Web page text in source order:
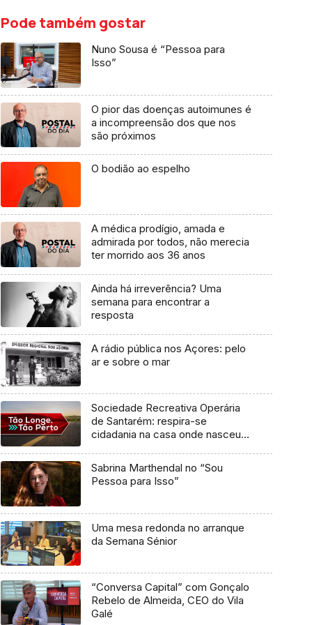
Pode também gostar
Nuno Sousa é “Pessoa para
Isso”
O pior das doenças autoimunes é
a incompreensão dos que nos
são próximos
O bodião ao espelho
A médica prodígio, amada e
admirada por todos, não merecia
ter morrido aos 36 anos
Ainda há irreverência? Uma
semana para encontrar a
resposta
A rádio pública nos Açores: pelo
ar e sobre o mar
Sociedade Recreativa Operária
de Santarém: respira-se
cidadania na casa onde nasceu
Sabrina Marthendal no “Sou
Pessoa para Isso”
Uma mesa redonda no arranque
da Semana Sénior
“Conversa Capital” com Gonçalo
Rebelo de Almeida, CEO do Vila
Galé